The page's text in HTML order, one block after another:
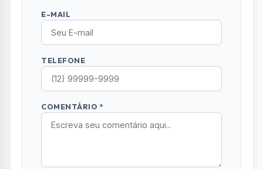
E-MAIL
TELEFONE
COMENTÁRIO *